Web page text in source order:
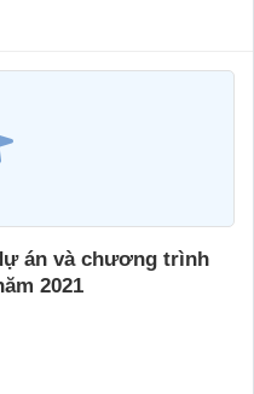
án và chương trình
2021